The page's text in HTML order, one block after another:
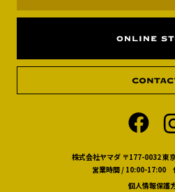
株式会社ヤマダ 〒177-0032 東
営業時間 / 10:00-17:00
個人情報保護